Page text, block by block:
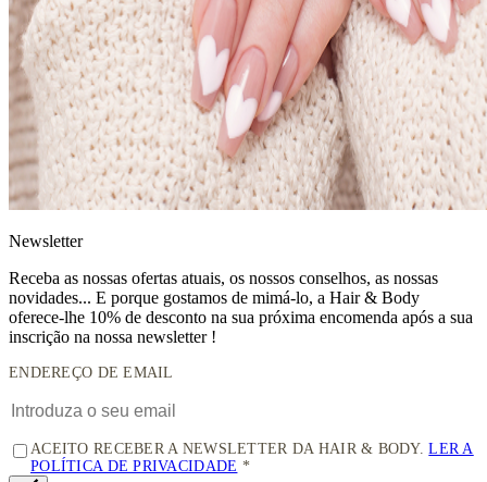
Newsletter
Receba as nossas ofertas atuais, os nossos conselhos, as nossas
novidades... E porque gostamos de mimá-lo, a Hair & Body
oferece-lhe 10% de desconto na sua próxima encomenda após a sua
inscrição na nossa newsletter !
ENDEREÇO DE EMAIL
ACEITO RECEBER A NEWSLETTER DA HAIR & BODY.LER A
POLÍTICA DE PRIVACIDADE